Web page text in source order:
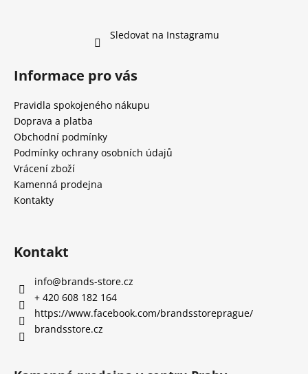
Sledovat na Instagramu
Informace pro vás
Pravidla spokojeného nákupu
Doprava a platba
Obchodní podmínky
Podmínky ochrany osobních údajů
Vrácení zboží
Kamenná prodejna
Kontakty
Kontakt
info@brands-store.cz
+ 420 608 182 164
https://www.facebook.com/brandsstoreprague/
brandsstore.cz